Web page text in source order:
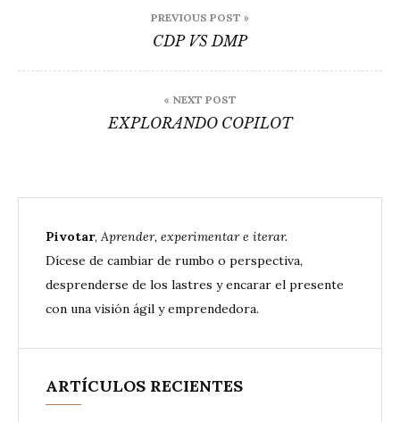
entradas
PREVIOUS POST »
CDP VS DMP
« NEXT POST
EXPLORANDO COPILOT
Pivotar, Aprender, experimentar e iterar.
Dícese de cambiar de rumbo o perspectiva,
desprenderse de los lastres y encarar el presente
con una visión ágil y emprendedora.
ARTÍCULOS RECIENTES